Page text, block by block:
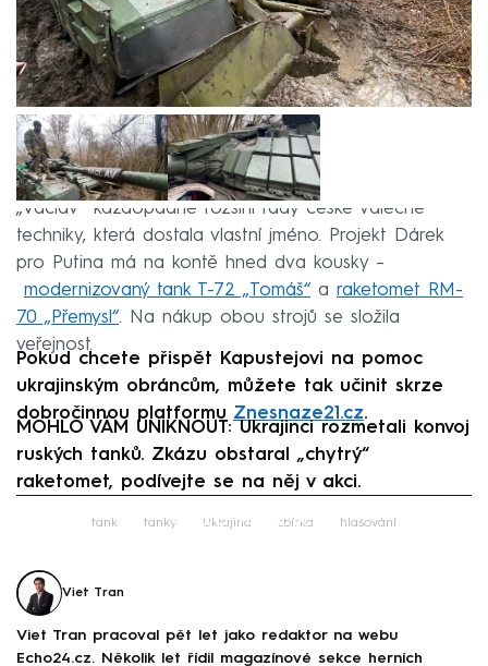
„Václav“ každopádně rozšířil řady české válečné
techniky, která dostala vlastní jméno. Projekt Dárek
pro Putina má na kontě hned dva kousky –
modernizovaný tank T-72 „Tomáš“ a raketomet RM-
70 „Přemysl“. Na nákup obou strojů se složila
veřejnost.
Pokud chcete přispět Kapustejovi na pomoc
ukrajinským obráncům, můžete tak učinit skrze
dobročinnou platformu Znesnaze21.cz.
MOHLO VÁM UNIKNOUT: Ukrajinci rozmetali konvoj
ruských tanků. Zkázu obstaral „chytrý“
raketomet, podívejte se na něj v akci.
Failed to fetch
tank tanky Ukrajina sbírka hlasování
Viet Tran
Viet Tran pracoval pět let jako redaktor na webu
Echo24.cz. Několik let řídil magazínové sekce herních